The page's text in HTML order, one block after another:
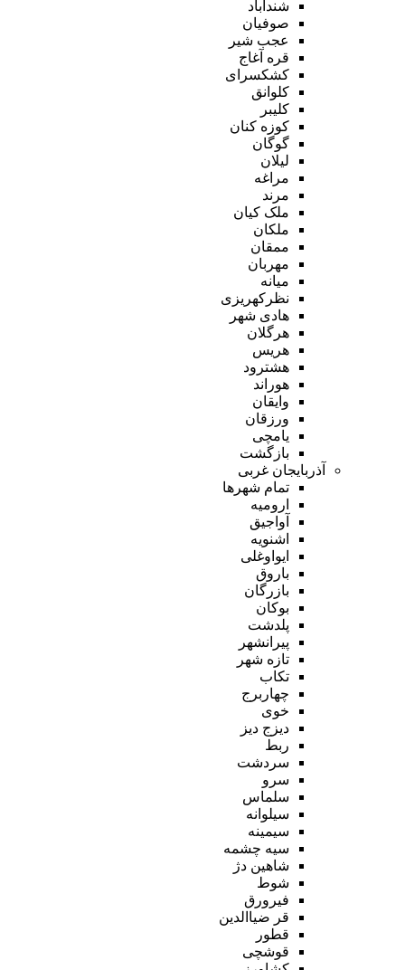
شندآباد
صوفیان
عجب شیر
قره آغاج
کشکسرای
کلوانق
کلیبر
کوزه کنان
گوگان
لیلان
مراغه
مرند
ملک کیان
ملکان
ممقان
مهربان
میانه
نظرکهریزی
هادی شهر
هرگلان
هریس
هشترود
هوراند
وایقان
ورزقان
یامچی
بازگشت
آذربایجان غربی
تمام شهر‌ها
ارومیه
آواجیق
اشنویه
ایواوغلی
باروق
بازرگان
بوکان
پلدشت
پیرانشهر
تازه شهر
تکاب
چهاربرج
خوی
دیزج دیز
ربط
سردشت
سرو
سلماس
سیلوانه
سیمینه
سیه چشمه
شاهین دژ
شوط
فیرورق
قر ضیاالدین
قطور
قوشچی